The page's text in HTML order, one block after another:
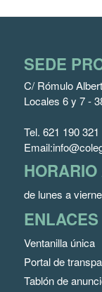
SEDE
C/ Rómulo
Locales 6 y 7 -
Tel. 621 190 321
Email:
de lunes a
Ventanilla única
Portal de
Tablón de